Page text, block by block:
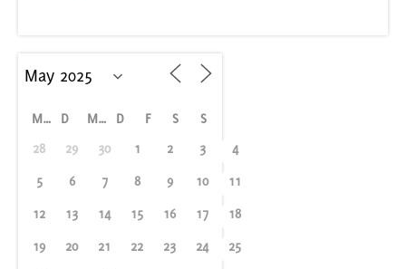
M D M D F S
S
28
29 30 1 2 3 4
5 6 7 8 9 10 11
12 13 14 15 16 17 18
19 20 21 22 23 24 25